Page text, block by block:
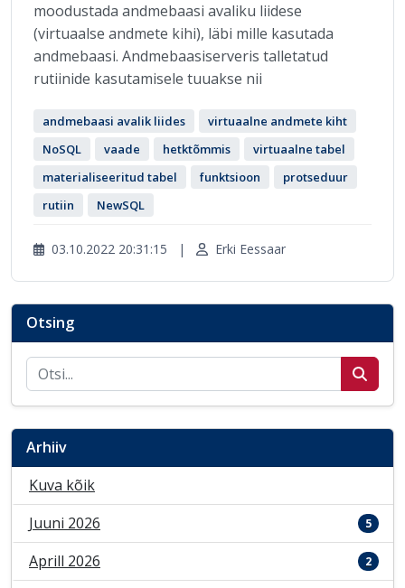
moodustada andmebaasi avaliku liidese
(virtuaalse andmete kihi), läbi mille kasutada
andmebaasi. Andmebaasiserveris talletatud
rutiinide kasutamisele tuuakse nii
andmebaasi avalik liides
virtuaalne andmete kiht
NoSQL
vaade hetktõmmis
virtuaalne tabel
materialiseeritud tabel
funktsioon
protseduur
rutiin
NewSQL
03.10.2022 20:31:15 | Erki Eessaar
Otsing
Otsi postitusi
Arhiiv
Kuva kõik
Juuni 2026
5
Aprill 2026 2